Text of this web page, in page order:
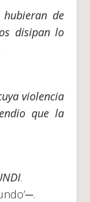
de
disipan lo
violencia
que la
.